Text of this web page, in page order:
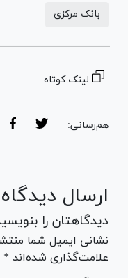
بانک مرکزی
لینک کوتاه
هم‌رسانی:
ارسال دیدگاه
دیدگاهتان را
نشانی ایمیل شما
علامت‌گذاری شده‌اند *